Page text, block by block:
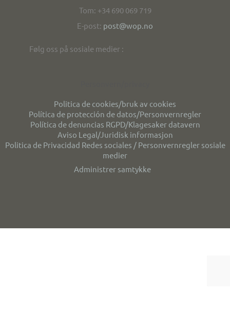
Tom: +34 690 069 719
E-post: post@wop.no
Følg oss på sosiale medier :
Politica de cookies/bruk av cookies
Política de protección de datos/Personvernregler
Política de denuncias RGPD/Klagesaker datavern
Aviso Legal/Juridisk informasjon
Politica de Privacidad Redes sociales / Personvernregler sosiale
medier
Administrer samtykke